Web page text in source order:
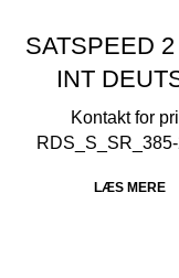
SATSPEED
INT
LÆS MERE